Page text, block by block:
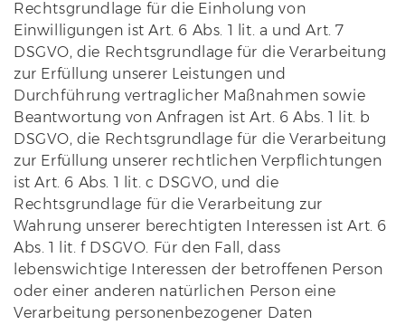
Rechtsgrundlage für die Einholung von
Einwilligungen ist Art. 6 Abs. 1 lit. a und Art. 7
DSGVO, die Rechtsgrundlage für die Verarbeitung
zur Erfüllung unserer Leistungen und
Durchführung vertraglicher Maßnahmen sowie
Beantwortung von Anfragen ist Art. 6 Abs. 1 lit. b
DSGVO, die Rechtsgrundlage für die Verarbeitung
zur Erfüllung unserer rechtlichen Verpflichtungen
ist Art. 6 Abs. 1 lit. c DSGVO, und die
Rechtsgrundlage für die Verarbeitung zur
Wahrung unserer berechtigten Interessen ist Art. 6
Abs. 1 lit. f DSGVO. Für den Fall, dass
lebenswichtige Interessen der betroffenen Person
oder einer anderen natürlichen Person eine
Verarbeitung personenbezogener Daten